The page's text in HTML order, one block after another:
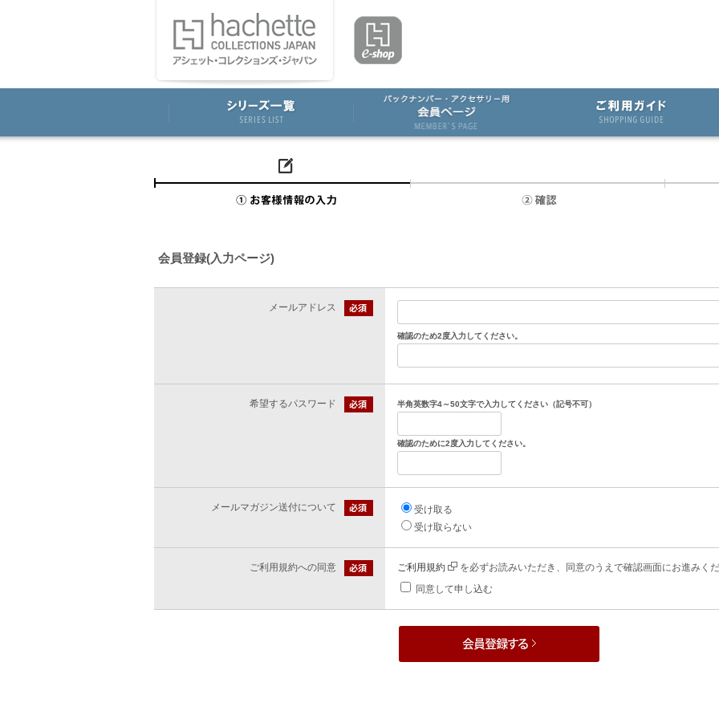
会員登録(入力ページ)
メールアドレス
確認のため2度入力してください。
希望するパスワード 半角英数字4～50文字で入力してください（記号不可）
確認のために2度入力してください。
メールマガジン送付について
受け取る
受け取らない
ご利用規約への同意 ご利用規約
を必ずお読みいただき、同意のうえで確認画面にお進みく
同意して申し込む